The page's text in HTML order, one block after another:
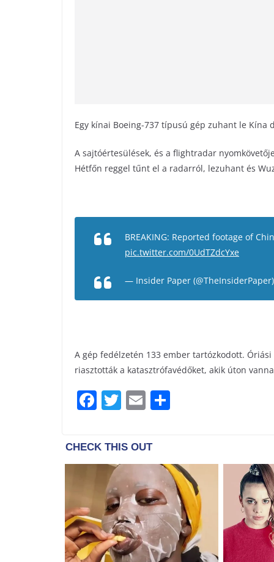
Egy kínai Boeing-737 típusú gép zuhant le Kína
A sajtóértesülések, és a flightradar
Hétfőn reggel tűnt el a radarról, lezuhant és
BREAKING: Reported footage of
pic.twitter.com/0UdTZdcYxe
— Insider Paper (@TheInsiderPaper)
A gép fedélzetén 133 ember tartózkodott.
riasztották a katasztrófavédőket, akik úton
F
c
e
b
o
o
k
T
itt
er
E
ai
l e